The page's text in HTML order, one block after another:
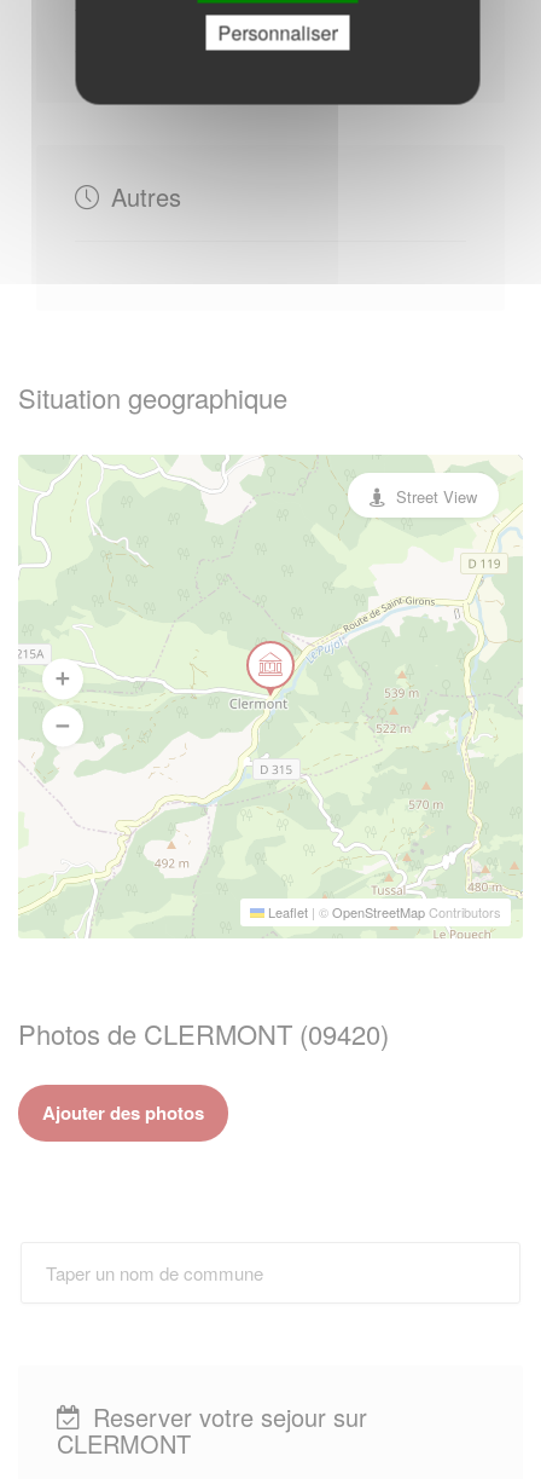
Vendredi : - 08h30 à 13h00
Samedi : - 09h00 à 11h30
Autres
Situation geographique
Leaflet | ©OpenStreetMapContributors
Street View
Photos de CLERMONT (09420)
Ajouter des photos
Reserver votre sejour sur
CLERMONT
Personnaliser